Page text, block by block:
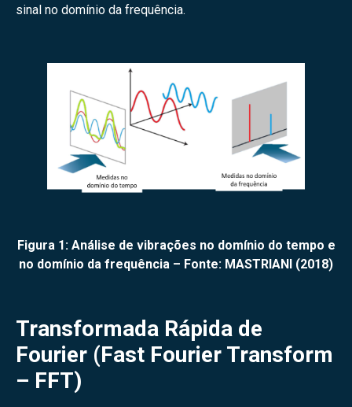
sinal no domínio da frequência.
Figura 1: Análise de vibrações no domínio do tempo e
no domínio da frequência – Fonte: MASTRIANI (2018)
Transformada Rápida de
Fourier (Fast Fourier Transform
– FFT)